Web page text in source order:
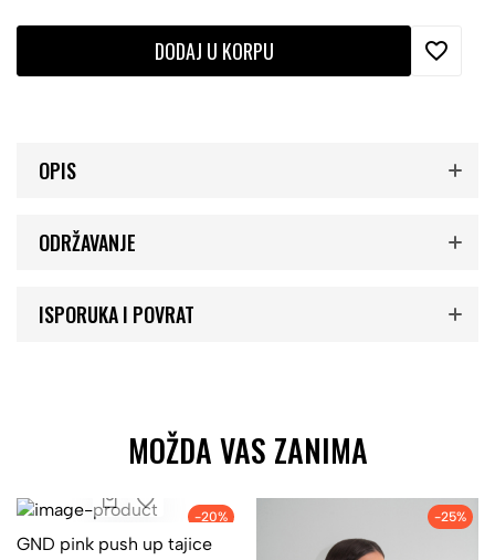
DODAJ U KORPU
OPIS
ODRŽAVANJE
ISPORUKA I POVRAT
MOŽDA VAS ZANIMA
-20%
GND pink push up tajice
-25%